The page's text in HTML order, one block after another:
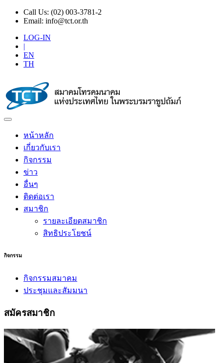
Call Us: (02) 003-3781-2
Email: info@tct.or.th
LOG-IN
|
EN
TH
หน้าหลัก
เกี่ยวกับเรา
กิจกรรม
ข่าว
อื่นๆ
ติดต่อเรา
สมาชิก
รายละเอียดสมาชิก
สิทธิประโยชน์
กิจกรรม
กิจกรรมสมาคม
ประชุมและสัมมนา
สมัครสมาชิก